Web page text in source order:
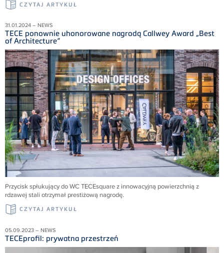
CZYTAJ ARTYKUŁ
31.01.2024 – NEWS
TECE ponownie uhonorowane nagrodą Callwey Award „Best
of Architecture“
Przycisk spłukujący do WC TECEsquare z innowacyjną powierzchnią z
rdzawej stali otrzymał prestiżową nagrodę.
CZYTAJ ARTYKUŁ
05.09.2023 – NEWS
TECEprofil: prywatna przestrzeń